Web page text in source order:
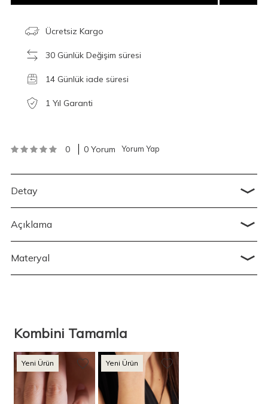
Ücretsiz Kargo
30 Günlük Değişim süresi
14 Günlük iade süresi
1 Yıl Garanti
0 0 Yorum Yorum Yap
Detay
Açıklama
Materyal
Kombini Tamamla
Yeni Ürün Yeni Ürün